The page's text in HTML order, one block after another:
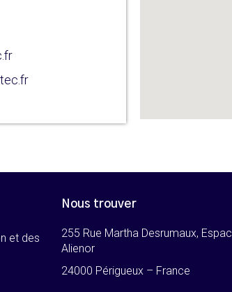
et des
Nous trouver
255 Rue Martha Desrumaux,
Alienor
24000 Périgueux – France